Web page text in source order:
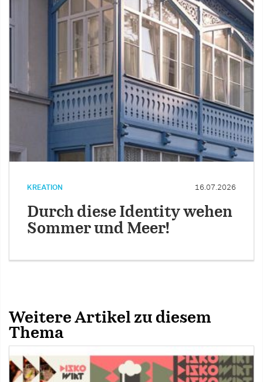
KREATION 16.07.2026
Durch diese Identity wehen
Sommer und Meer!
Weitere Artikel zu diesem
Thema